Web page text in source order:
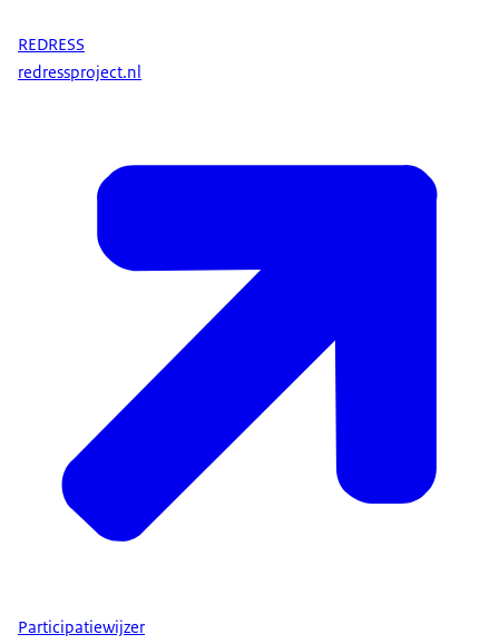
REDRESS
redressproject.nl
Participatiewijzer